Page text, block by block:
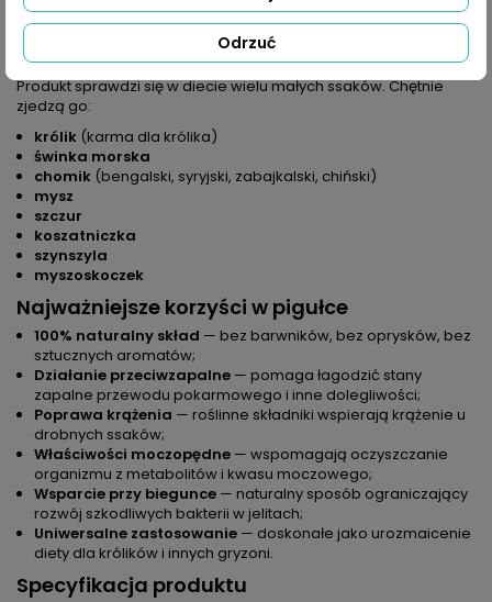
delikatne wsparcie przy problemach z sercem i nerkami, gdy
opiekun szuka naturalnych uzupełnień diety.
Dla jakich zwierząt?
Produkt sprawdzi się w diecie wielu małych ssaków. Chętnie
zjedzą go:
królik (karma dla królika)
świnka morska
chomik (bengalski, syryjski, zabajkalski, chiński)
mysz
szczur
koszatniczka
szynszyla
myszoskoczek
Najważniejsze korzyści w pigułce
100% naturalny skład — bez barwników, bez oprysków, bez
sztucznych aromatów;
Działanie przeciwzapalne — pomaga łagodzić stany
zapalne przewodu pokarmowego i inne dolegliwości;
Poprawa krążenia — roślinne składniki wspierają krążenie u
drobnych ssaków;
Właściwości moczopędne — wspomagają oczyszczanie
organizmu z metabolitów i kwasu moczowego;
Wsparcie przy biegunce — naturalny sposób ograniczający
rozwój szkodliwych bakterii w jelitach;
Uniwersalne zastosowanie — doskonałe jako urozmaicenie
diety dla królików i innych gryzoni.
Specyfikacja produktu
Odrzuć